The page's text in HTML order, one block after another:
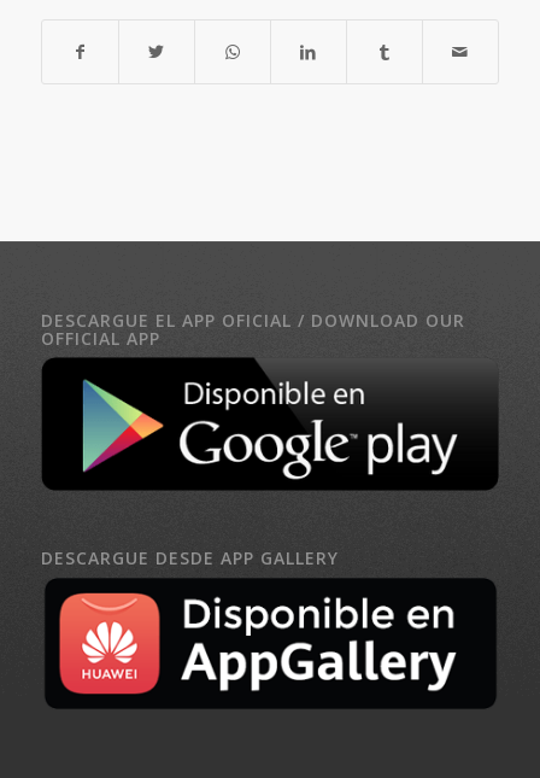
DESCARGUE EL APP OFICIAL / DOWNLOAD OUR
OFFICIAL APP
DESCARGUE DESDE APP GALLERY